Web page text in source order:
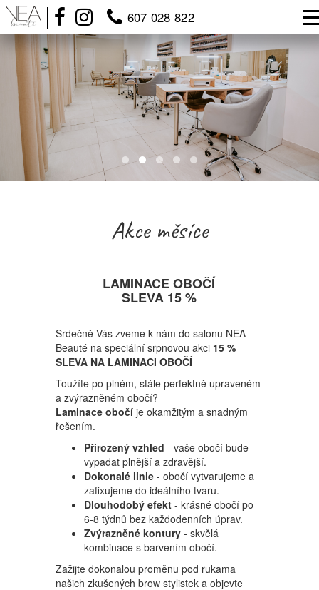
607 028 822
Akce měsíce
LAMINACE OBOČÍ
SLEVA 15 %
Srdečně Vás zveme k nám do salonu NEA
Beauté na speciální srpnovou akci 15 %
SLEVA NA LAMINACI OBOČÍ
Toužíte po plném, stále perfektně upraveném
a zvýrazněném obočí?
Laminace obočíje okamžitým a snadným
řešením.
Přirozený vzhled - vaše obočí bude
vypadat plnější a zdravější.
Dokonalé linie- obočí vytvarujeme a
zafixujeme do ideálního tvaru.
Dlouhodobý efekt- krásné obočí po
6-8 týdnů bez každodenních úprav.
Zvýrazněné kontury- skvělá
kombinace s barvením obočí.
Zažijte dokonalou proměnu pod rukama
našich zkušených brow stylistek a objevte